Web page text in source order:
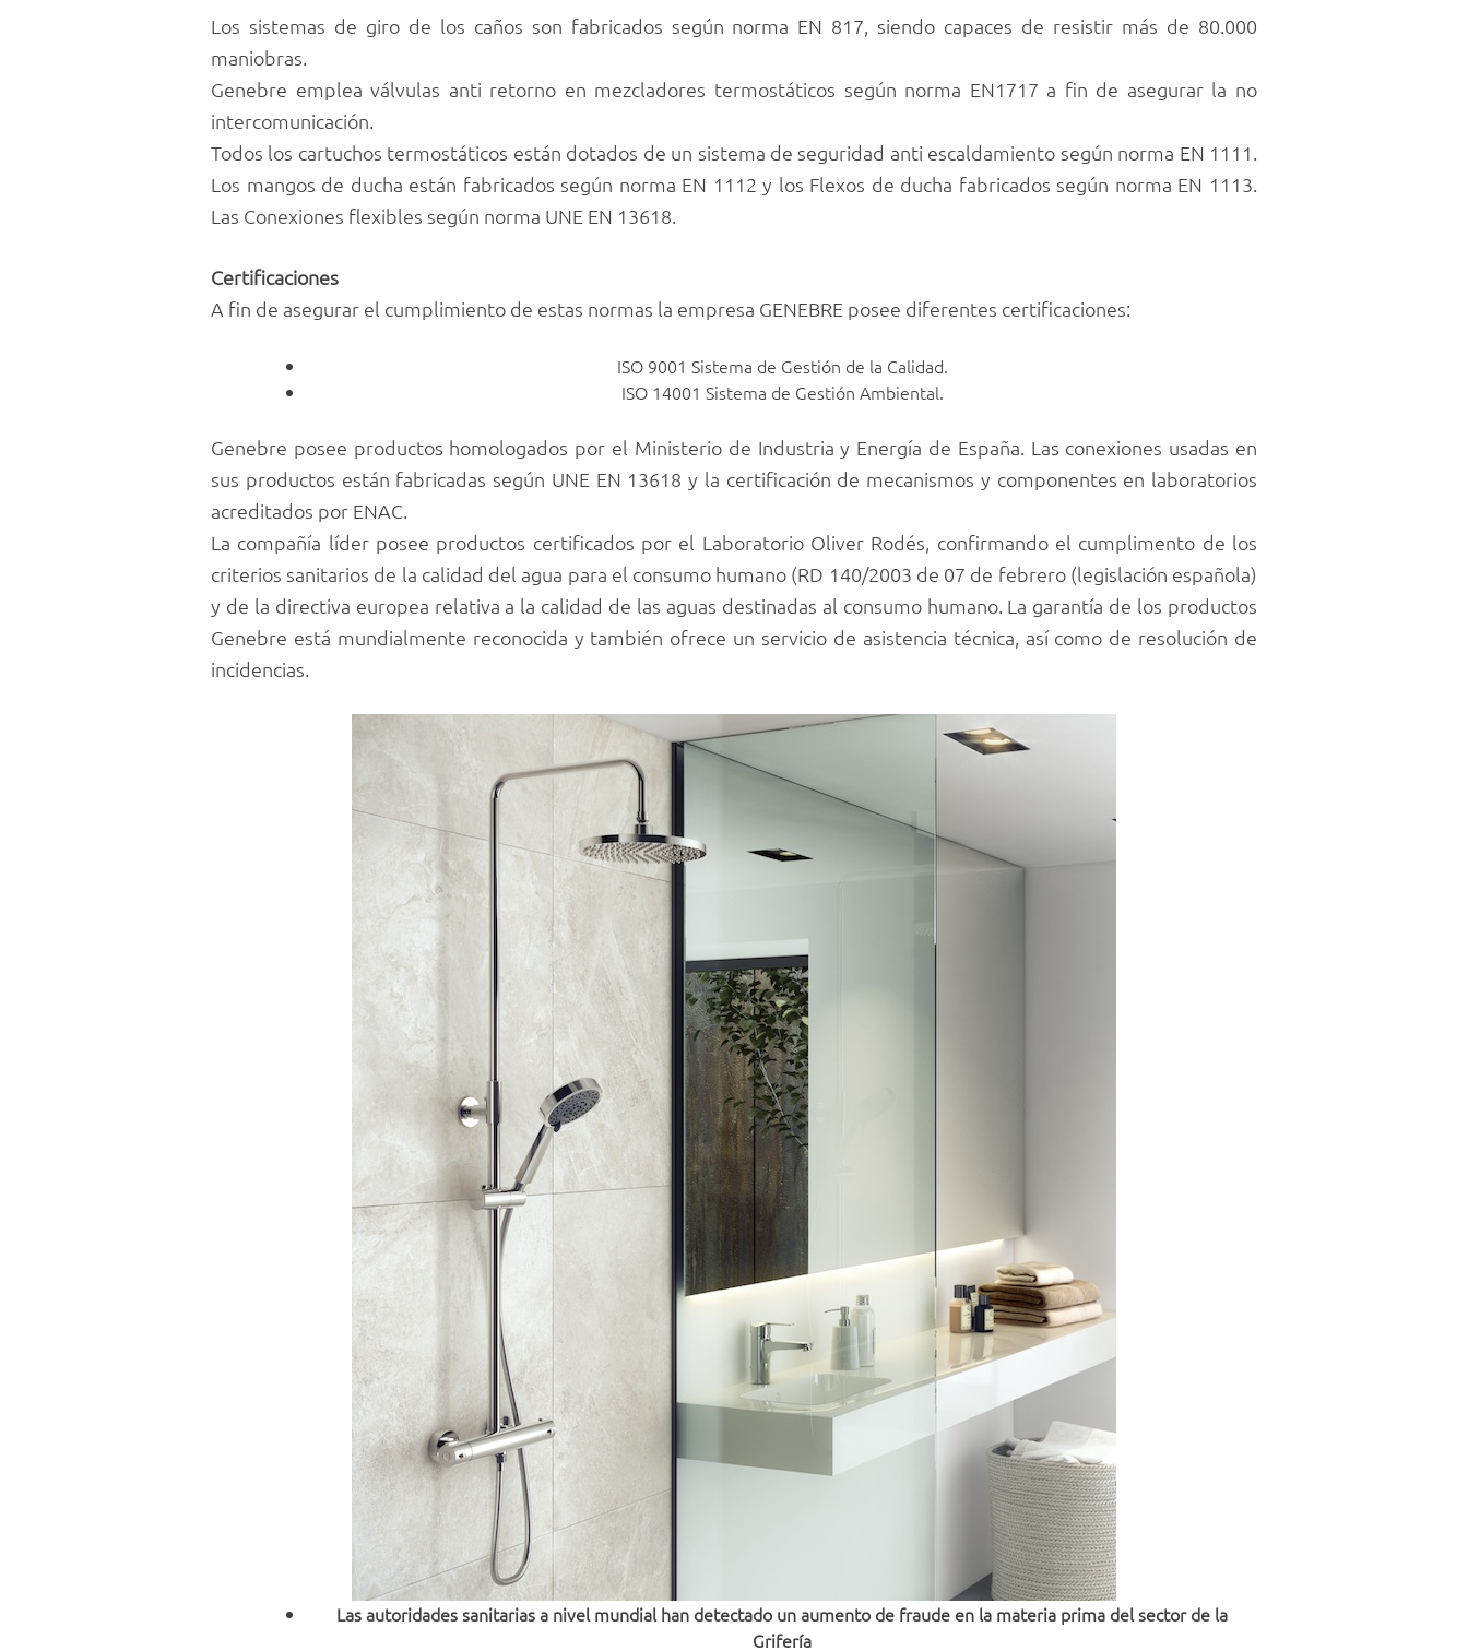
Los sistemas de giro de los caños son fabricados según norma EN 817, siendo capaces de resistir más de 80.000
maniobras.
Genebre emplea válvulas anti retorno en mezcladores termostáticos según norma EN1717 a fin de asegurar la no
intercomunicación.
Todos los cartuchos termostáticos están dotados de un sistema de seguridad anti escaldamiento según norma EN 1111.
Los mangos de ducha están fabricados según norma EN 1112 y los Flexos de ducha fabricados según norma EN 1113.
Las Conexiones flexibles según norma UNE EN 13618.
Certificaciones
A fin de asegurar el cumplimiento de estas normas la empresa GENEBRE posee diferentes certificaciones:
ISO 9001 Sistema de Gestión de la Calidad.
ISO 14001 Sistema de Gestión Ambiental.
Genebre posee productos homologados por el Ministerio de Industria y Energía de España. Las conexiones usadas en
sus productos están fabricadas según UNE EN 13618 y la certificación de mecanismos y componentes en laboratorios
acreditados por ENAC.
La compañía líder posee productos certificados por el Laboratorio Oliver Rodés, confirmando el cumplimento de los
criterios sanitarios de la calidad del agua para el consumo humano (RD 140/2003 de 07 de febrero (legislación española)
y de la directiva europea relativa a la calidad de las aguas destinadas al consumo humano. La garantía de los productos
Genebre está mundialmente reconocida y también ofrece un servicio de asistencia técnica, así como de resolución de
incidencias.
Las autoridades sanitarias a nivel mundial han detectado un aumento de fraude en la materia prima del sector de la
Grifería